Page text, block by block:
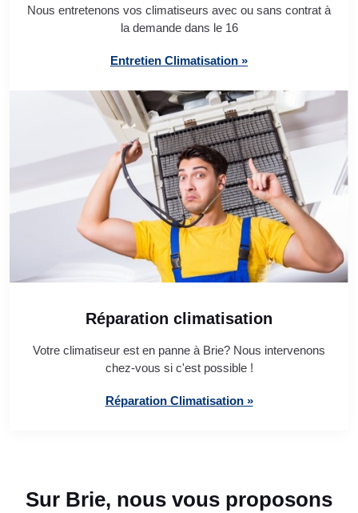
Nous entretenons vos climatiseurs avec ou sans contrat à
la demande dans le 16
Entretien Climatisation »
Réparation climatisation
Votre climatiseur est en panne à Brie? Nous intervenons
chez-vous si c'est possible !
Réparation Climatisation »
Sur Brie, nous vous proposons